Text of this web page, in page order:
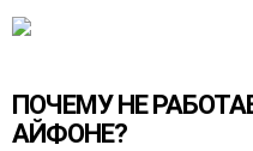
ПОЧЕМУ НЕ
АЙФОНЕ?